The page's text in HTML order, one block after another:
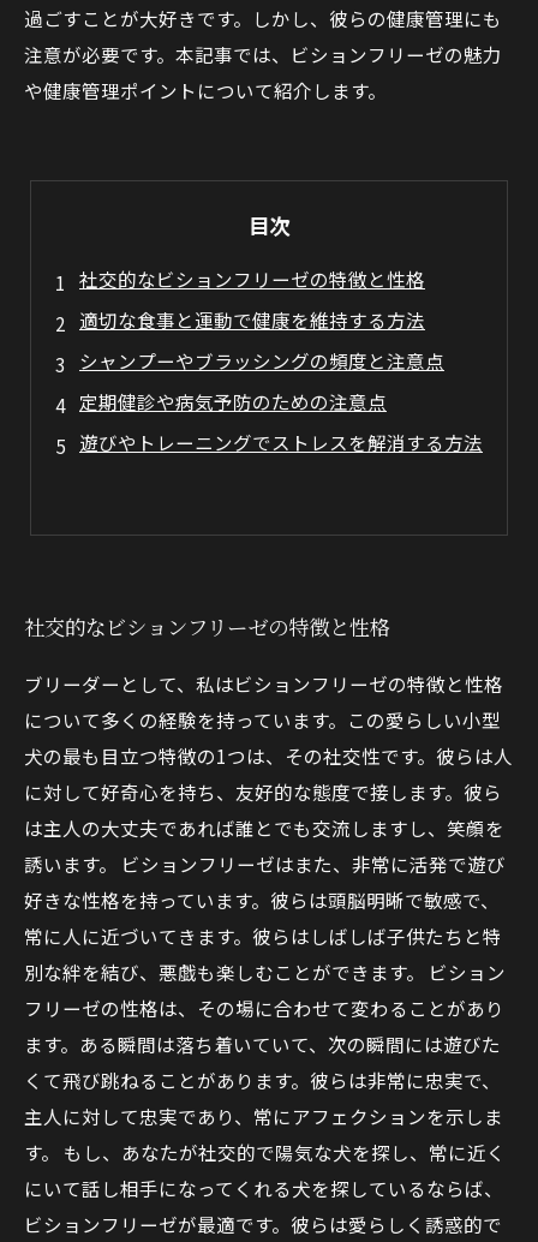
過ごすことが大好きです。しかし、彼らの健康管理にも
注意が必要です。本記事では、ビションフリーゼの魅力
や健康管理ポイントについて紹介します。
目次
社交的なビションフリーゼの特徴と性格
適切な食事と運動で健康を維持する方法
シャンプーやブラッシングの頻度と注意点
定期健診や病気予防のための注意点
遊びやトレーニングでストレスを解消する方法
社交的なビションフリーゼの特徴と性格
ブリーダーとして、私はビションフリーゼの特徴と性格
について多くの経験を持っています。この愛らしい小型
犬の最も目立つ特徴の1つは、その社交性です。彼らは人
に対して好奇心を持ち、友好的な態度で接します。彼ら
は主人の大丈夫であれば誰とでも交流しますし、笑顔を
誘います。 ビションフリーゼはまた、非常に活発で遊び
好きな性格を持っています。彼らは頭脳明晰で敏感で、
常に人に近づいてきます。彼らはしばしば子供たちと特
別な絆を結び、悪戯も楽しむことができます。 ビション
フリーゼの性格は、その場に合わせて変わることがあり
ます。ある瞬間は落ち着いていて、次の瞬間には遊びた
くて飛び跳ねることがあります。彼らは非常に忠実で、
主人に対して忠実であり、常にアフェクションを示しま
す。 もし、あなたが社交的で陽気な犬を探し、常に近く
にいて話し相手になってくれる犬を探しているならば、
ビションフリーゼが最適です。彼らは愛らしく誘惑的で